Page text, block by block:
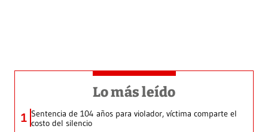
Lo más leído
1 Sentencia de 104 años para violador, víctima comparte el
costo del silencio